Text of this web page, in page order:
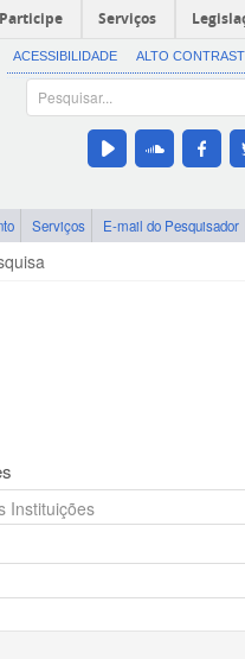
Participe Serviços
ACESSIBILIDADE ALTO
Serviços E-mail do Pesquisador